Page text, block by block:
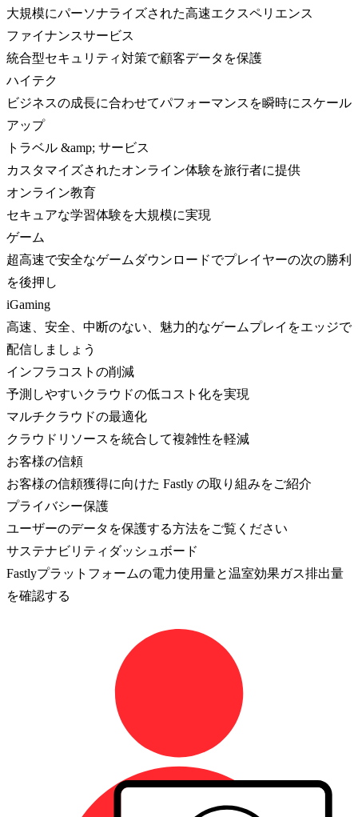
大規模にパーソナライズされた高速エクスペリエンス
ファイナンスサービス
統合型セキュリティ対策で顧客データを保護
ハイテク
ビジネスの成長に合わせてパフォーマンスを瞬時にスケール
アップ
トラベル &amp; サービス
カスタマイズされたオンライン体験を旅行者に提供
オンライン教育
セキュアな学習体験を大規模に実現
ゲーム
超高速で安全なゲームダウンロードでプレイヤーの次の勝利
を後押し
iGaming
高速、安全、中断のない、魅力的なゲームプレイをエッジで
配信しましょう
インフラコストの削減
予測しやすいクラウドの低コスト化を実現
マルチクラウドの最適化
クラウドリソースを統合して複雑性を軽減
お客様の信頼
お客様の信頼獲得に向けた Fastly の取り組みをご紹介
プライバシー保護
ユーザーのデータを保護する方法をご覧ください
サステナビリティダッシュボード
Fastlyプラットフォームの電力使用量と温室効果ガス排出量
を確認する